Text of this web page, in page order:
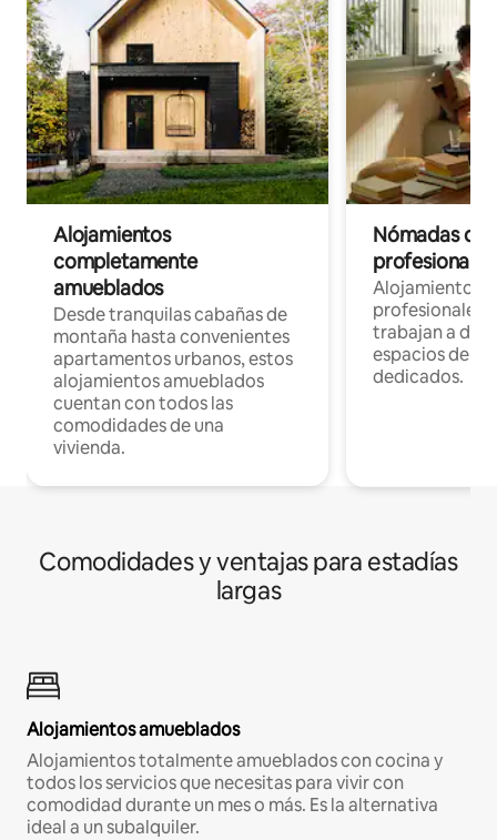
Alojamientos
completamente
amueblados
Desde tranquilas cabañas de
montaña hasta convenientes
apartamentos urbanos, estos
alojamientos amueblados
cuentan con todos las
comodidades de una
vivienda.
Nómadas
Alojamientos
profesionales
trabajan a
espacios de
dedicados.
Comodidades y ventajas para estadías
largas
Alojamientos amueblados
Alojamientos totalmente amueblados con cocina y
todos los servicios que necesitas para vivir con
comodidad durante un mes o más. Es la alternativa
ideal a un subalquiler.